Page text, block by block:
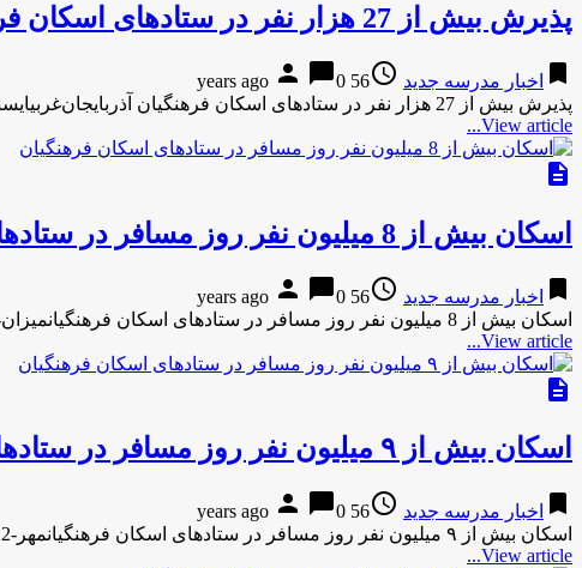
پذیرش بیش از 27 هزار نفر در ستادهای اسکان فرهنگیان آذربایجان‌غربی
bookmark اخبار مدرسه جدید access_time
56 years ago
person chat_bubble0
پذیرش بیش از 27 هزار نفر در ستادهای اسکان فرهنگیان آذربایجان‌غربیایسنا-19 ساعت پیش پذیرش بیش از 27 هزار نفر در …
View article...
description
اسکان بیش از 8 میلیون نفر روز مسافر در ستادهای اسکان فرهنگیان
bookmark اخبار مدرسه جدید access_time
56 years ago
person chat_bubble0
اسکان بیش از 8 میلیون نفر روز مسافر در ستادهای اسکان فرهنگیانمیزان-21 ساعت پیش اسکان بیش از 8 میلیون نفر …
View article...
description
اسکان بیش از ۹ میلیون نفر روز مسافر در ستادهای اسکان فرهنگیان
bookmark اخبار مدرسه جدید access_time
56 years ago
person chat_bubble0
اسکان بیش از ۹ میلیون نفر روز مسافر در ستادهای اسکان فرهنگیانمهر-12 دقیقه پیش اسکان بیش از ۹ میلیون نفر …
View article...